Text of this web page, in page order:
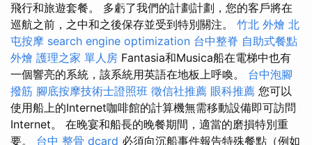
飛行和旅遊套餐。 多虧了我們的計劃計劃，您的客戶將在
巡航之前，之中和之後保存並受到特別關注。 竹北 外燴 北
屯按摩 search engine optimization 台中整脊 自助式餐點
外燴 護理之家 單人房 Fantasia和Musica船在電梯中也有
一個響亮的系統，該系統用英語在地板上呼喚。 台中泡腳
撥筋 腳底按摩技術士證照班 徵信社推薦 眼科推薦 您可以
使用船上的Internet咖啡館的計算機無需移動設備即可訪問
Internet。 在晚宴和船長的晚餐期間，適當的磨損特別重
要。 台中 整骨 dcard 必須向沉船事件報告特殊餐點（例如